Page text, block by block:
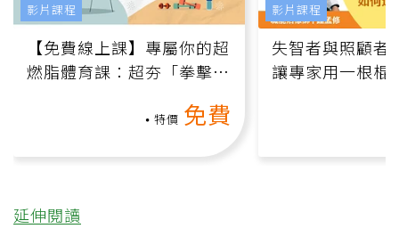
【免費線上課】專屬你的超
燃脂體育課：超夯「拳擊有
特價 免費
影片課程
失智者與照顧者
讓專家用一根棍
影片課程
延伸閱讀